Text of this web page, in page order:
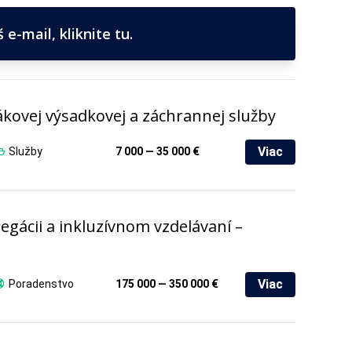
e-mail, kliknite tu.
výsadkovej a záchrannej služby
Služby 7 000 — 35 000 € Viac
a inkluzívnom vzdelávaní –
Poradenstvo 175 000 — 350 000 € Viac